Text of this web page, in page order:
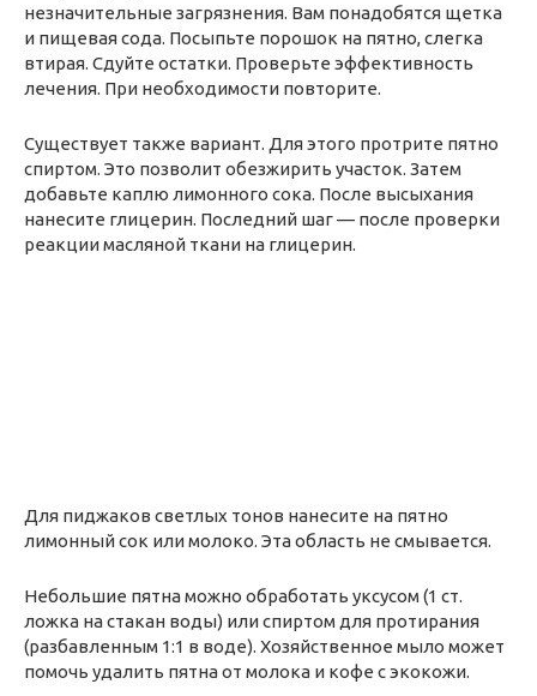
незначительные загрязнения. Вам понадобятся щетка
и пищевая сода. Посыпьте порошок на пятно, слегка
втирая. Сдуйте остатки. Проверьте эффективность
лечения. При необходимости повторите.
Существует также вариант. Для этого протрите пятно
спиртом. Это позволит обезжирить участок. Затем
добавьте каплю лимонного сока. После высыхания
нанесите глицерин. Последний шаг — после проверки
реакции масляной ткани на глицерин.
Для пиджаков светлых тонов нанесите на пятно
лимонный сок или молоко. Эта область не смывается.
Небольшие пятна можно обработать уксусом (1 ст.
ложка на стакан воды) или спиртом для протирания
(разбавленным 1:1 в воде). Хозяйственное мыло может
помочь удалить пятна от молока и кофе с экокожи.